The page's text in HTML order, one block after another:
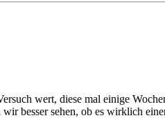
wert, diese mal einige
besser sehen, ob es wirklich